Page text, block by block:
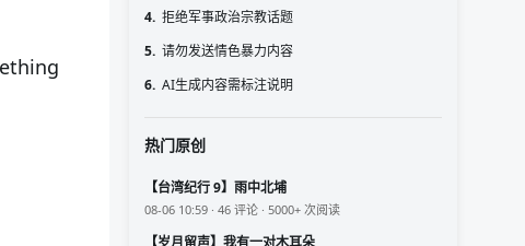
4. 拒绝军事政治宗教话题
5. 请勿发送情色暴力内容
6. AI生成内容需标注说明
热门原创
【台湾纪行 9】雨中北埔
08-06 10:59 · 46 评论 · 5000+ 次阅读